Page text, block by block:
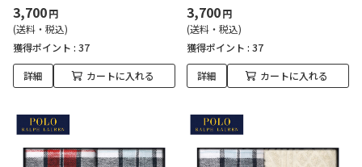
3,700円
(送料・税込)
獲得ポイント : 37
詳細 カートに入れる
3,700円
(送料・税込)
獲得ポイント : 37
詳細 カートに入れる